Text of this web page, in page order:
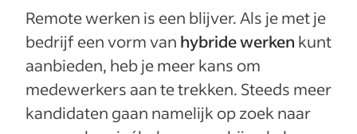
Remote werken is een blijver. Als je met je
bedrijf een vorm van hybride werken kunt
aanbieden, heb je meer kans om
medewerkers aan te trekken. Steeds meer
kandidaten gaan namelijk op zoek naar